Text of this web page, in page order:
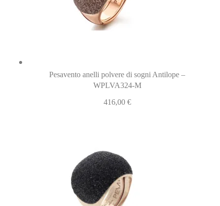
Pesavento anelli polvere di sogni Antilope –
WPLVA324-M
416,00 €